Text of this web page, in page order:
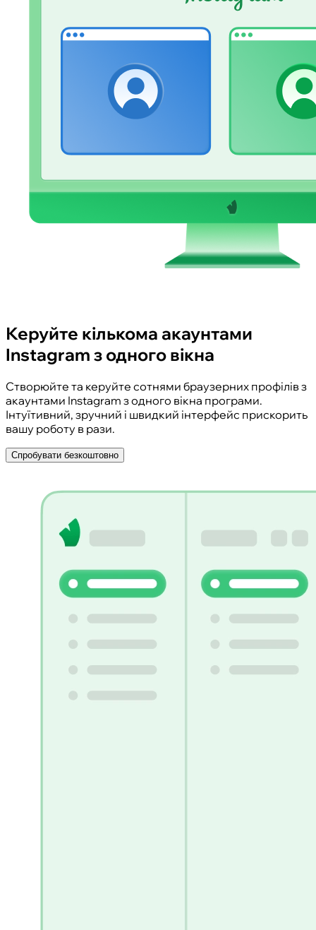
Керуйте кількома акаунтами
Instagram з одного вікна
Створюйте та керуйте сотнями браузерних профілів з
акаунтами Instagram з одного вікна програми.
Інтуїтивний, зручний і швидкий інтерфейс прискорить
вашу роботу в рази.
Спробувати безкоштовно